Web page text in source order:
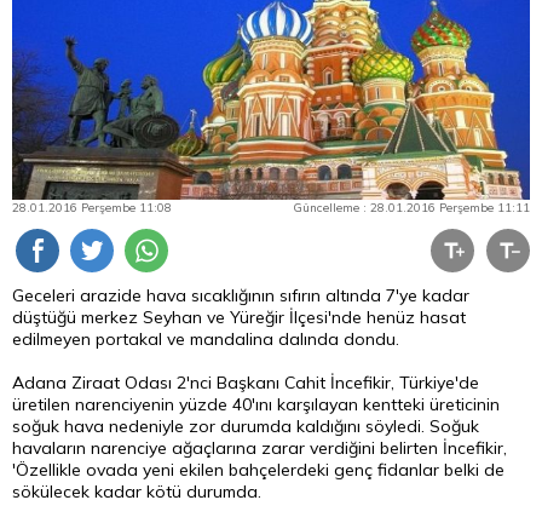
28.01.2016 Perşembe 11:08 Güncelleme : 28.01.2016 Perşembe 11:11
Geceleri arazide hava sıcaklığının sıfırın altında 7'ye kadar
düştüğü merkez Seyhan ve Yüreğir İlçesi'nde henüz hasat
edilmeyen portakal ve mandalina dalında dondu.
Adana Ziraat Odası 2'nci Başkanı Cahit İncefikir, Türkiye'de
üretilen narenciyenin yüzde 40'ını karşılayan kentteki üreticinin
soğuk hava nedeniyle zor durumda kaldığını söyledi. Soğuk
havaların narenciye ağaçlarına zarar verdiğini belirten İncefikir,
'Özellikle ovada yeni ekilen bahçelerdeki genç fidanlar belki de
sökülecek kadar kötü durumda.